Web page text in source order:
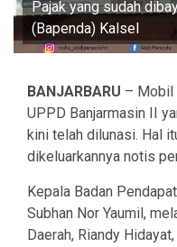
Pajak yang sudah
(Bapenda) Kalsel
BANJARBARU – Mobil
UPPD Banjarmasin II
kini telah dilunasi. Hal
dikeluarkannya notis
Kepala Badan
Subhan Nor Yaumil,
Daerah, Riandy